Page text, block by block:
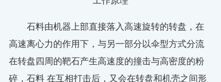
石料由机器上部直接落入高速旋转的转盘，在
高速离心力的作用下，与另一部分以伞型方式分流
在转盘四周的靶石产生高速度的撞击与高密度的粉
碎，石料 在互相打击后，又会在转盘和机壳之间形